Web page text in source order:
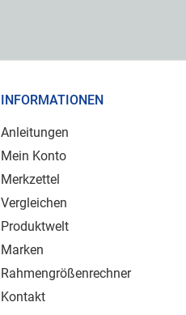
INFORMATIONEN
Anleitungen
Mein Konto
Merkzettel
Vergleichen
Produktwelt
Marken
Rahmengrößenrechner
Kontakt